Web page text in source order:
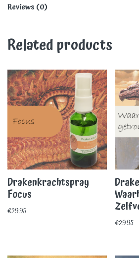
Reviews (0)
Related products
Drakenkrachtspray
Focus
€29.95
€29.95